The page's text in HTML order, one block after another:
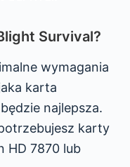
Survival?
wymagania
karta
najlepsza.
karty
HD 7870 lub